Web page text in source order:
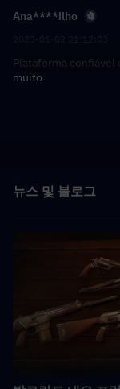
Ana****ilho
Plataforma confiável
muito
뉴스 및 블로그